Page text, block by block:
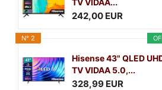
242,00 EUR
N° 2
Hisense 43" QLED
TV VIDAA 5.0,...
328,99 EUR